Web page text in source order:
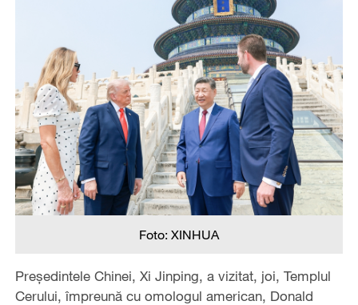
Foto: XINHUA
Președintele Chinei, Xi Jinping, a vizitat, joi, Templul
Cerului, împreună cu omologul american, Donald